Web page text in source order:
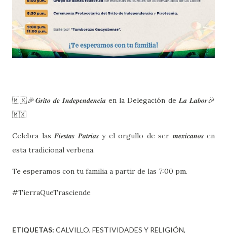
🇲🇽🎉𝑮𝒓𝒊𝒕𝒐 𝒅𝒆 𝑰𝒏𝒅𝒆𝒑𝒆𝒏𝒅𝒆𝒏𝒄𝒊𝒂 en la Delegación de 𝑳𝒂 𝑳𝒂𝒃𝒐𝒓🎉
🇲🇽
Celebra las 𝑭𝒊𝒆𝒔𝒕𝒂𝒔 𝑷𝒂𝒕𝒓𝒊𝒂𝒔 y el orgullo de ser 𝒎𝒆𝒙𝒊𝒄𝒂𝒏𝒐𝒔 en
esta tradicional verbena.
Te esperamos con tu familia a partir de las 7:00 pm.
#TierraQueTrasciende
ETIQUETAS: CALVILLO FESTIVIDADES Y RELIGIÓN